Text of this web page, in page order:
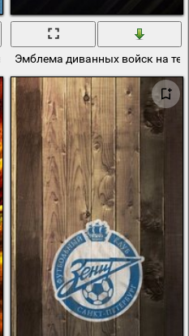
Эмблема диванных войск на